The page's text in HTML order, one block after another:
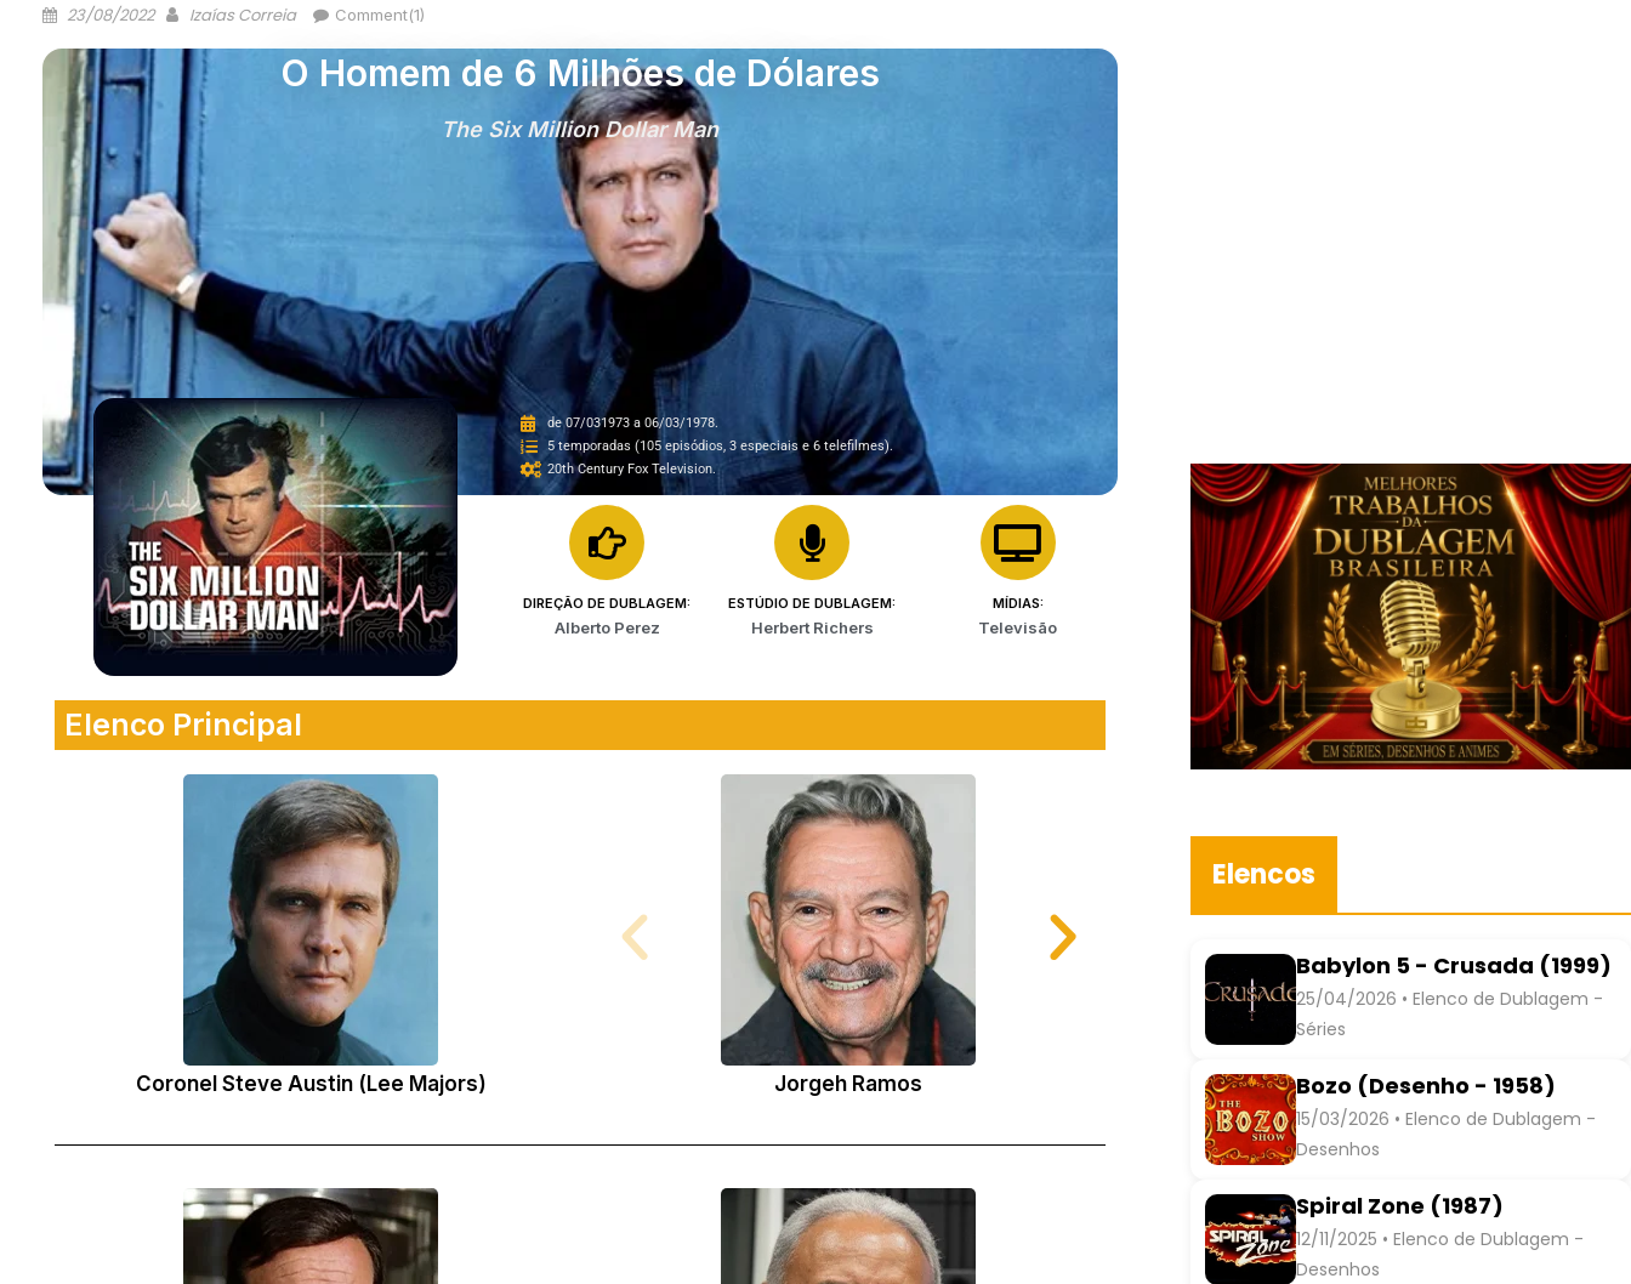
23/08/2022 Izaías Correia Comment(1)
The Six Million Dollar Man
O Homem de 6 Milhões de Dólares
de 07/031973 a 06/03/1978.
5 temporadas (105 episódios, 3 especiais e 6 telefilmes).
20th Century Fox Television.
DIREÇÃO DE DUBLAGEM:
Alberto Perez
ESTÚDIO DE DUBLAGEM:
Herbert Richers
MÍDIAS:
Televisão
Elenco Principal
Coronel Steve Austin (Lee Majors) Jorgeh Ramos André Filho
Elencos
Babylon 5 - Crusada (1999)
25/04/2026 • Elenco de Dublagem -
Séries
Bozo (Desenho - 1958)
15/03/2026 • Elenco de Dublagem -
Desenhos
Spiral Zone (1987)
12/11/2025 • Elenco de Dublagem -
Desenhos